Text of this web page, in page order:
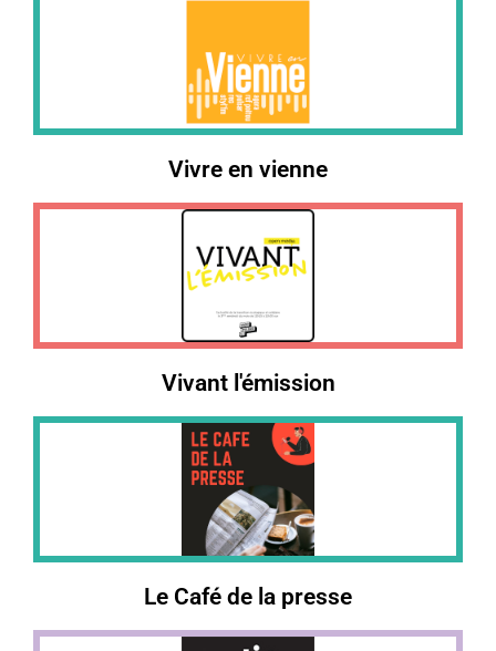
Vivre en vienne
Vivant l'émission
Le Café de la presse